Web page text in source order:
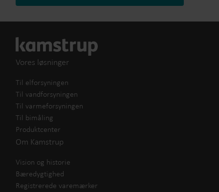
Vores løsninger
Til elforsyningen
Til vandforsyningen
Til varmeforsyningen
Til bimåling
Produktcenter
Om Kamstrup
Vision og historie
Bæredygtighed
Registrerede varemærker